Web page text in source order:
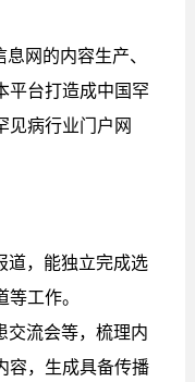
网的内容生产、
平台打造成中国罕
见病行业门户网
道，能独立完成选
工作。
交流会等，梳理内
容，生成具备传播